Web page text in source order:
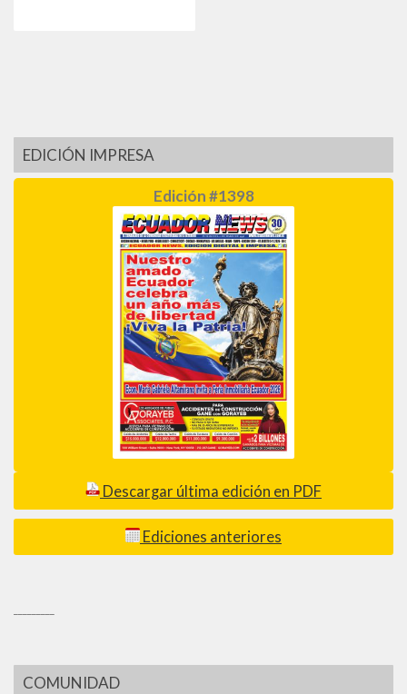
EDICIÓN IMPRESA
Edición #1398
Descargar última edición en PDF
Ediciones anteriores
COMUNIDAD